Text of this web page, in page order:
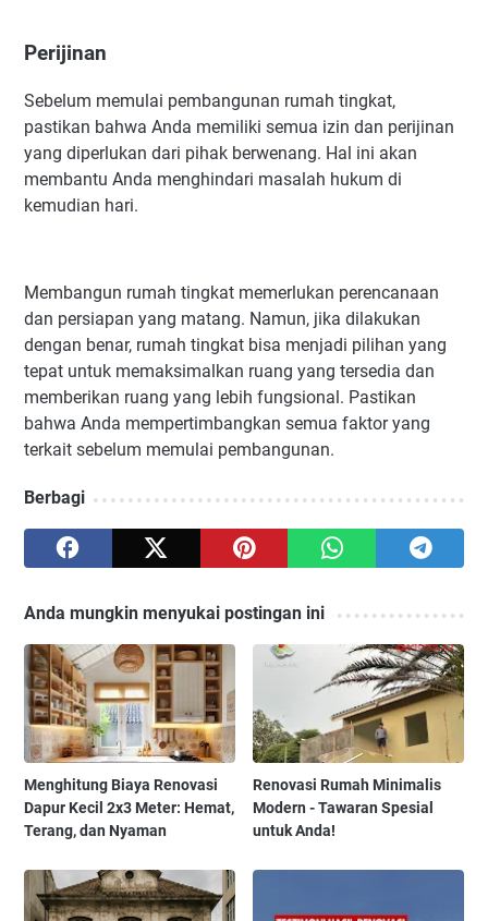
Perijinan
Sebelum memulai pembangunan rumah tingkat,
pastikan bahwa Anda memiliki semua izin dan perijinan
yang diperlukan dari pihak berwenang. Hal ini akan
membantu Anda menghindari masalah hukum di
kemudian hari.
Membangun rumah tingkat memerlukan perencanaan
dan persiapan yang matang. Namun, jika dilakukan
dengan benar, rumah tingkat bisa menjadi pilihan yang
tepat untuk memaksimalkan ruang yang tersedia dan
memberikan ruang yang lebih fungsional. Pastikan
bahwa Anda mempertimbangkan semua faktor yang
terkait sebelum memulai pembangunan.
Berbagi
Anda mungkin menyukai postingan ini
Menghitung Biaya Renovasi
Dapur Kecil 2x3 Meter: Hemat,
Terang, dan Nyaman
Renovasi Rumah Minimalis
Modern - Tawaran Spesial
untuk Anda!